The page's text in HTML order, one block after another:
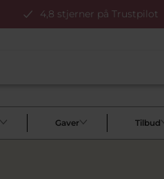
4,8 stjerner på Trustpilot
Gaver Tilbud